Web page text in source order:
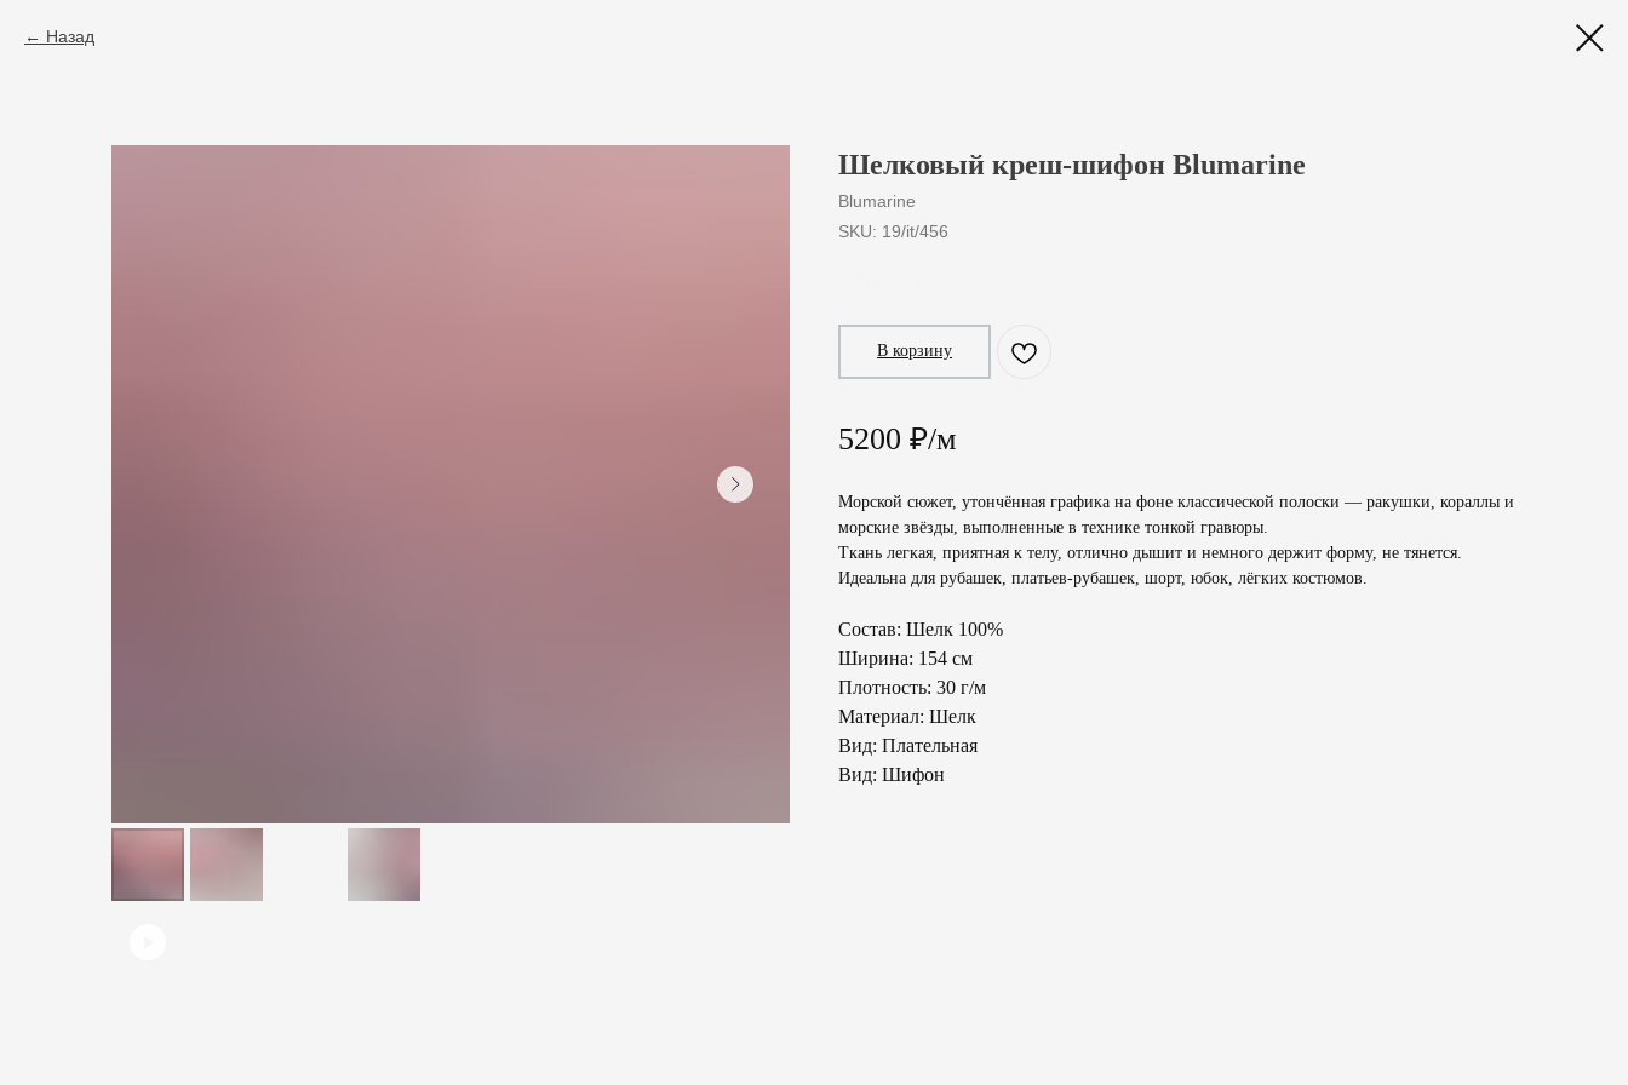
Назад
Шелковый креш-шифон Blumarine
Blumarine
SKU: 19/it/456
В корзину
5200 ₽/м
Морской сюжет, утончённая графика на фоне классической полоски — ракушки, кораллы и
морские звёзды, выполненные в технике тонкой гравюры.
Ткань легкая, приятная к телу, отлично дышит и немного держит форму, не тянется.
Идеальна для рубашек, платьев-рубашек, шорт, юбок, лёгких костюмов.
Состав: Шелк 100%
Ширина: 154 см
Плотность: 30 г/м
Материал: Шелк
Вид: Плательная
Вид: Шифон